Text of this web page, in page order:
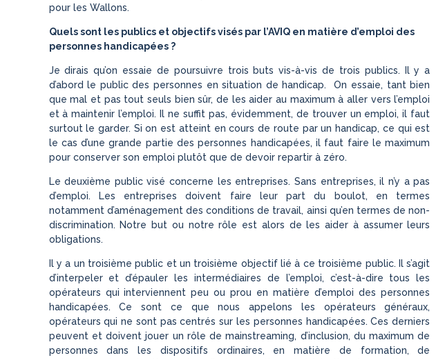
pour les Wallons.
Quels sont les publics et objectifs visés par l’AVIQ en matière d’emploi des
personnes handicapées ?
Je dirais qu’on essaie de poursuivre trois buts vis-à-vis de trois publics. Il y a
d’abord le public des personnes en situation de handicap. On essaie, tant bien
que mal et pas tout seuls bien sûr, de les aider au maximum à aller vers l’emploi
et à maintenir l’emploi. Il ne suffit pas, évidemment, de trouver un emploi, il faut
surtout le garder. Si on est atteint en cours de route par un handicap, ce qui est
le cas d’une grande partie des personnes handicapées, il faut faire le maximum
pour conserver son emploi plutôt que de devoir repartir à zéro.
Le deuxième public visé concerne les entreprises. Sans entreprises, il n’y a pas
d’emploi. Les entreprises doivent faire leur part du boulot, en termes
notamment d’aménagement des conditions de travail, ainsi qu’en termes de non-
discrimination. Notre but ou notre rôle est alors de les aider à assumer leurs
obligations.
Il y a un troisième public et un troisième objectif lié à ce troisième public. Il s’agit
d’interpeler et d’épauler les intermédiaires de l’emploi, c’est-à-dire tous les
opérateurs qui interviennent peu ou prou en matière d’emploi des personnes
handicapées. Ce sont ce que nous appelons les opérateurs généraux,
opérateurs qui ne sont pas centrés sur les personnes handicapées. Ces derniers
peuvent et doivent jouer un rôle de mainstreaming, d’inclusion, du maximum de
personnes dans les dispositifs ordinaires, en matière de formation, de